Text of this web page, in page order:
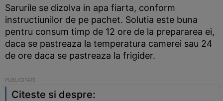
Sarurile se dizolva in apa fiarta, conform
instructiunilor de pe pachet. Solutia este buna
pentru consum timp de 12 ore de la prepararea ei,
daca se pastreaza la temperatura camerei sau 24
de ore daca se pastreaza la frigider.
Citeste si despre: